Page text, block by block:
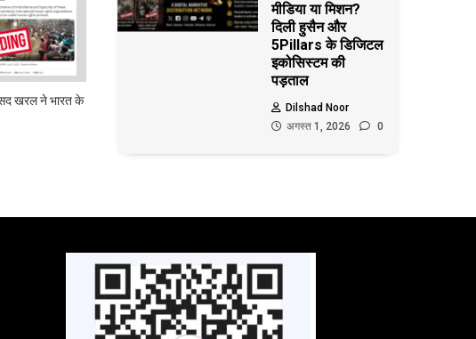
खरल ने भारत के
मीडिया या मिशन?
दिली हुसैन और
5Pillars के डिजिटल
इकोसिस्टम की
पड़ताल
Dilshad Noor
अगस्त 1, 2026
0